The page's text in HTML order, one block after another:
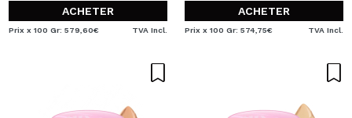
ACHETER
Prix x 100 Gr: 579,60€ TVA Incl.
ACHETER
Prix x 100 Gr: 574,75€ TVA Incl.